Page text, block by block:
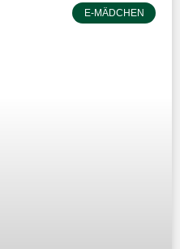
E-MÄDCHEN